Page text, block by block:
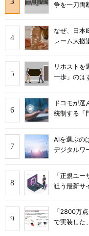
争を一刀両
なぜ、日本
レーム大撤
リホスト
一歩」のは
ドコモが
統制する「
AIを選ぶの
デジタルワ
「正規ユ
狙う最新サ
「2800万
で実装した